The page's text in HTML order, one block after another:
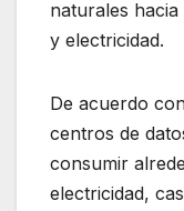
naturales
y electricidad.
De acuerdo
centros de
consumir
electricidad,